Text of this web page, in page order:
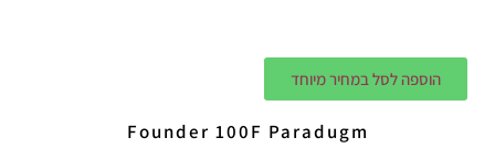
הוספה לסל במחיר מיוחד
Founder 100F Paradugm